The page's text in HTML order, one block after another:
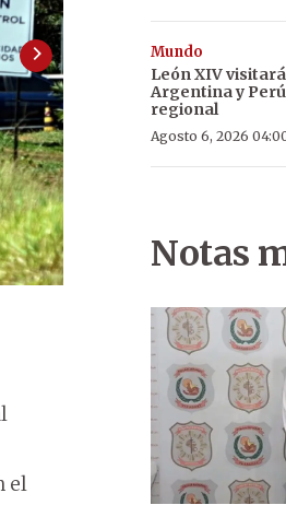
Tiro al blanco. El cartel
el
Mundo
León XIV
Argentina y
regional
Agosto 6, 2026
Notas